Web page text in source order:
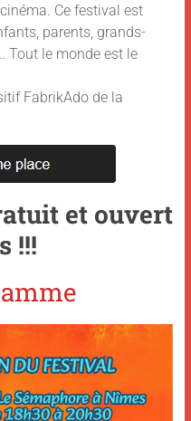
Ce festival est
parents, grands-
Tout le monde est le
FabrikAdo de la
et ouvert
!!!